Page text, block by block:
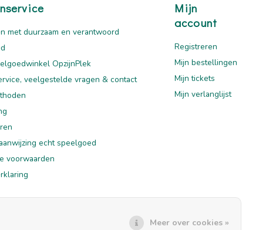
met duurzaam en verantwoord
OpzijnPlek
veelgestelde vragen & contact
echt speelgoed
voorwaarden
Mijn
account
Registreren
Mijn bestellingen
Mijn tickets
Mijn verlanglijst
Meer over cookies »